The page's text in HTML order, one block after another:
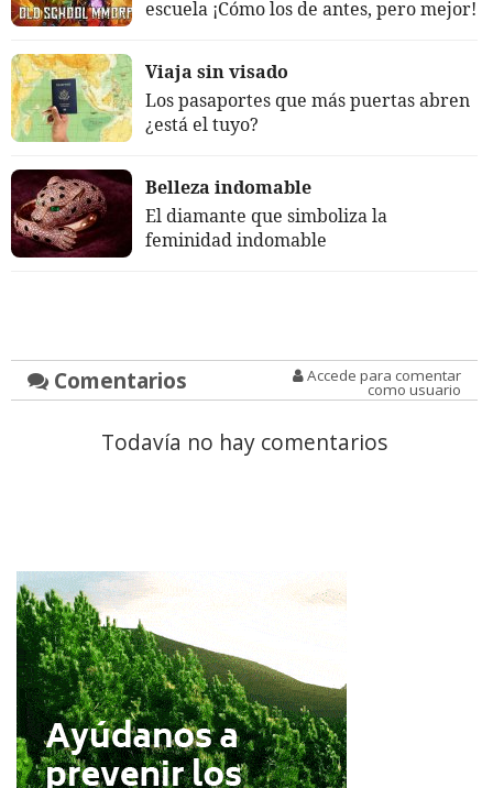
escuela ¡Cómo los de antes, pero mejor!
Viaja sin visado
Los pasaportes que más puertas abren
¿está el tuyo?
Belleza indomable
El diamante que simboliza la
feminidad indomable
Comentarios Accede para comentar
como usuario
Todavía no hay comentarios